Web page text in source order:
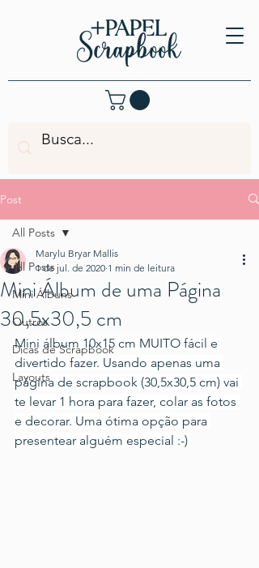
Post
All Posts
Mini Álbuns
Outros
Dicas de Scrapbook
Layouts
All Posts
Mini Álbum de uma Página
30,5x30,5 cm
Marylu Bryar Mallis
1 de jul. de 2020 1 min de leitura
Mini álbum 10x15 cm MUITO fácil e
divertido fazer. Usando apenas uma
página de scrapbook (30,5x30,5 cm) vai
te levar 1 hora para fazer, colar as fotos
e decorar. Uma ótima opção para
presentear alguém especial :-)